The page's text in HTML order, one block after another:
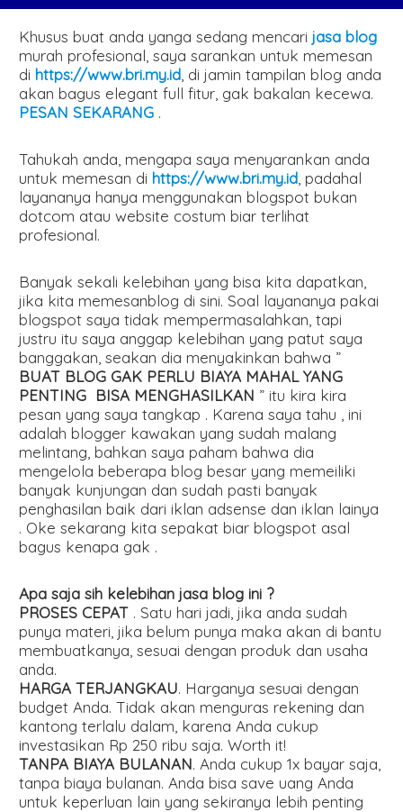
Khusus buat anda yanga sedang mencarijasa blog
murah profesional, saya sarankan untuk memesan
dihttps://www.bri.my.id , di jamin tampilan blog anda
akan bagus elegant full fitur, gak bakalan kecewa.
PESAN SEKARANG .
Tahukah anda, mengapa saya menyarankan anda
untuk memesan dihttps://www.bri.my.id , padahal
layananya hanya menggunakan blogspot bukan
dotcom atau website costum biar terlihat
profesional.
Banyak sekali kelebihan yang bisa kita dapatkan,
jika kita memesanblog di sini. Soal layananya pakai
blogspot saya tidak mempermasalahkan, tapi
justru itu saya anggap kelebihan yang patut saya
banggakan, seakan dia menyakinkan bahwa ”
BUAT BLOG GAK PERLU BIAYA MAHAL YANG
PENTING BISA MENGHASILKAN ” itu kira kira
pesan yang saya tangkap . Karena saya tahu , ini
adalah blogger kawakan yang sudah malang
melintang, bahkan saya paham bahwa dia
mengelola beberapa blog besar yang memeiliki
banyak kunjungan dan sudah pasti banyak
penghasilan baik dari iklan adsense dan iklan lainya
. Oke sekarang kita sepakat biar blogspot asal
bagus kenapa gak .
Apa saja sih kelebihan jasa blog ini ?
PROSES CEPAT . Satu hari jadi, jika anda sudah
punya materi, jika belum punya maka akan di bantu
membuatkanya, sesuai dengan produk dan usaha
anda.
HARGA TERJANGKAU. Harganya sesuai dengan
budget Anda. Tidak akan menguras rekening dan
kantong terlalu dalam, karena Anda cukup
investasikan Rp 250 ribu saja. Worth it!
TANPA BIAYA BULANAN. Anda cukup 1x bayar saja,
tanpa biaya bulanan. Anda bisa save uang Anda
untuk keperluan lain yang sekiranya lebih penting